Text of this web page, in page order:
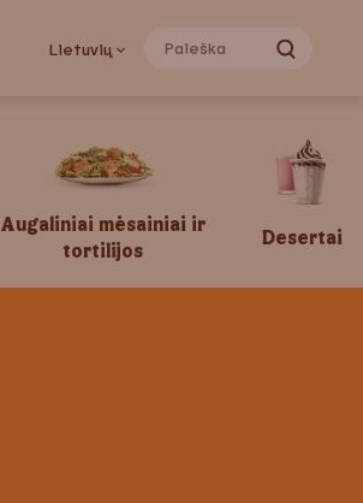
Lietuvių
Augaliniai mėsainiai ir
tortilijos
Desertai